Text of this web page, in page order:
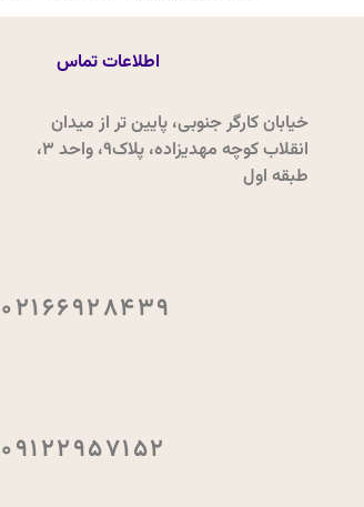
اطلاعات تماس
خیابان کارگر جنوبی، پایین تر از میدان
انقلاب کوچه مهدیزاده، پلاک9، واحد 3،
طبقه اول
02166928439
09122957152